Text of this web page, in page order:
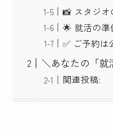
📸 スタジオ
🌟 就活の準
✅ ご予約は
＼あなたの「就
関連投稿: